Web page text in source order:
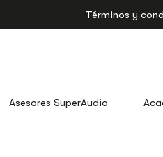
Términos y
Asesores SuperAudio